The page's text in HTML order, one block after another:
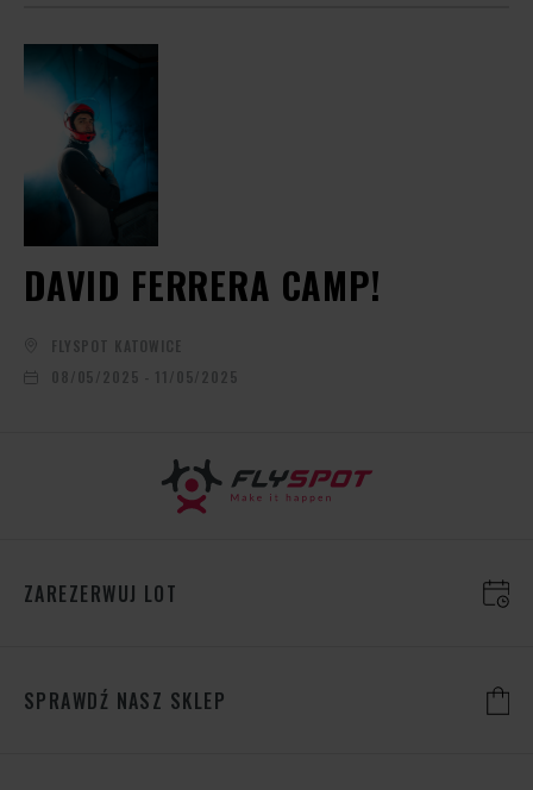
DAVID FERRERA CAMP!
FLYSPOT KATOWICE
08/05/2025 - 11/05/2025
ZAREZERWUJ LOT
SPRAWDŹ NASZ SKLEP